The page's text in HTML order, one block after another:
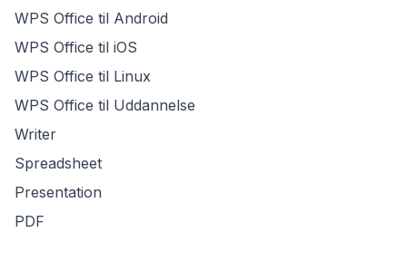
WPS Office til Android
WPS Office til iOS
WPS Office til Linux
WPS Office til Uddannelse
Writer
Spreadsheet
Presentation
PDF